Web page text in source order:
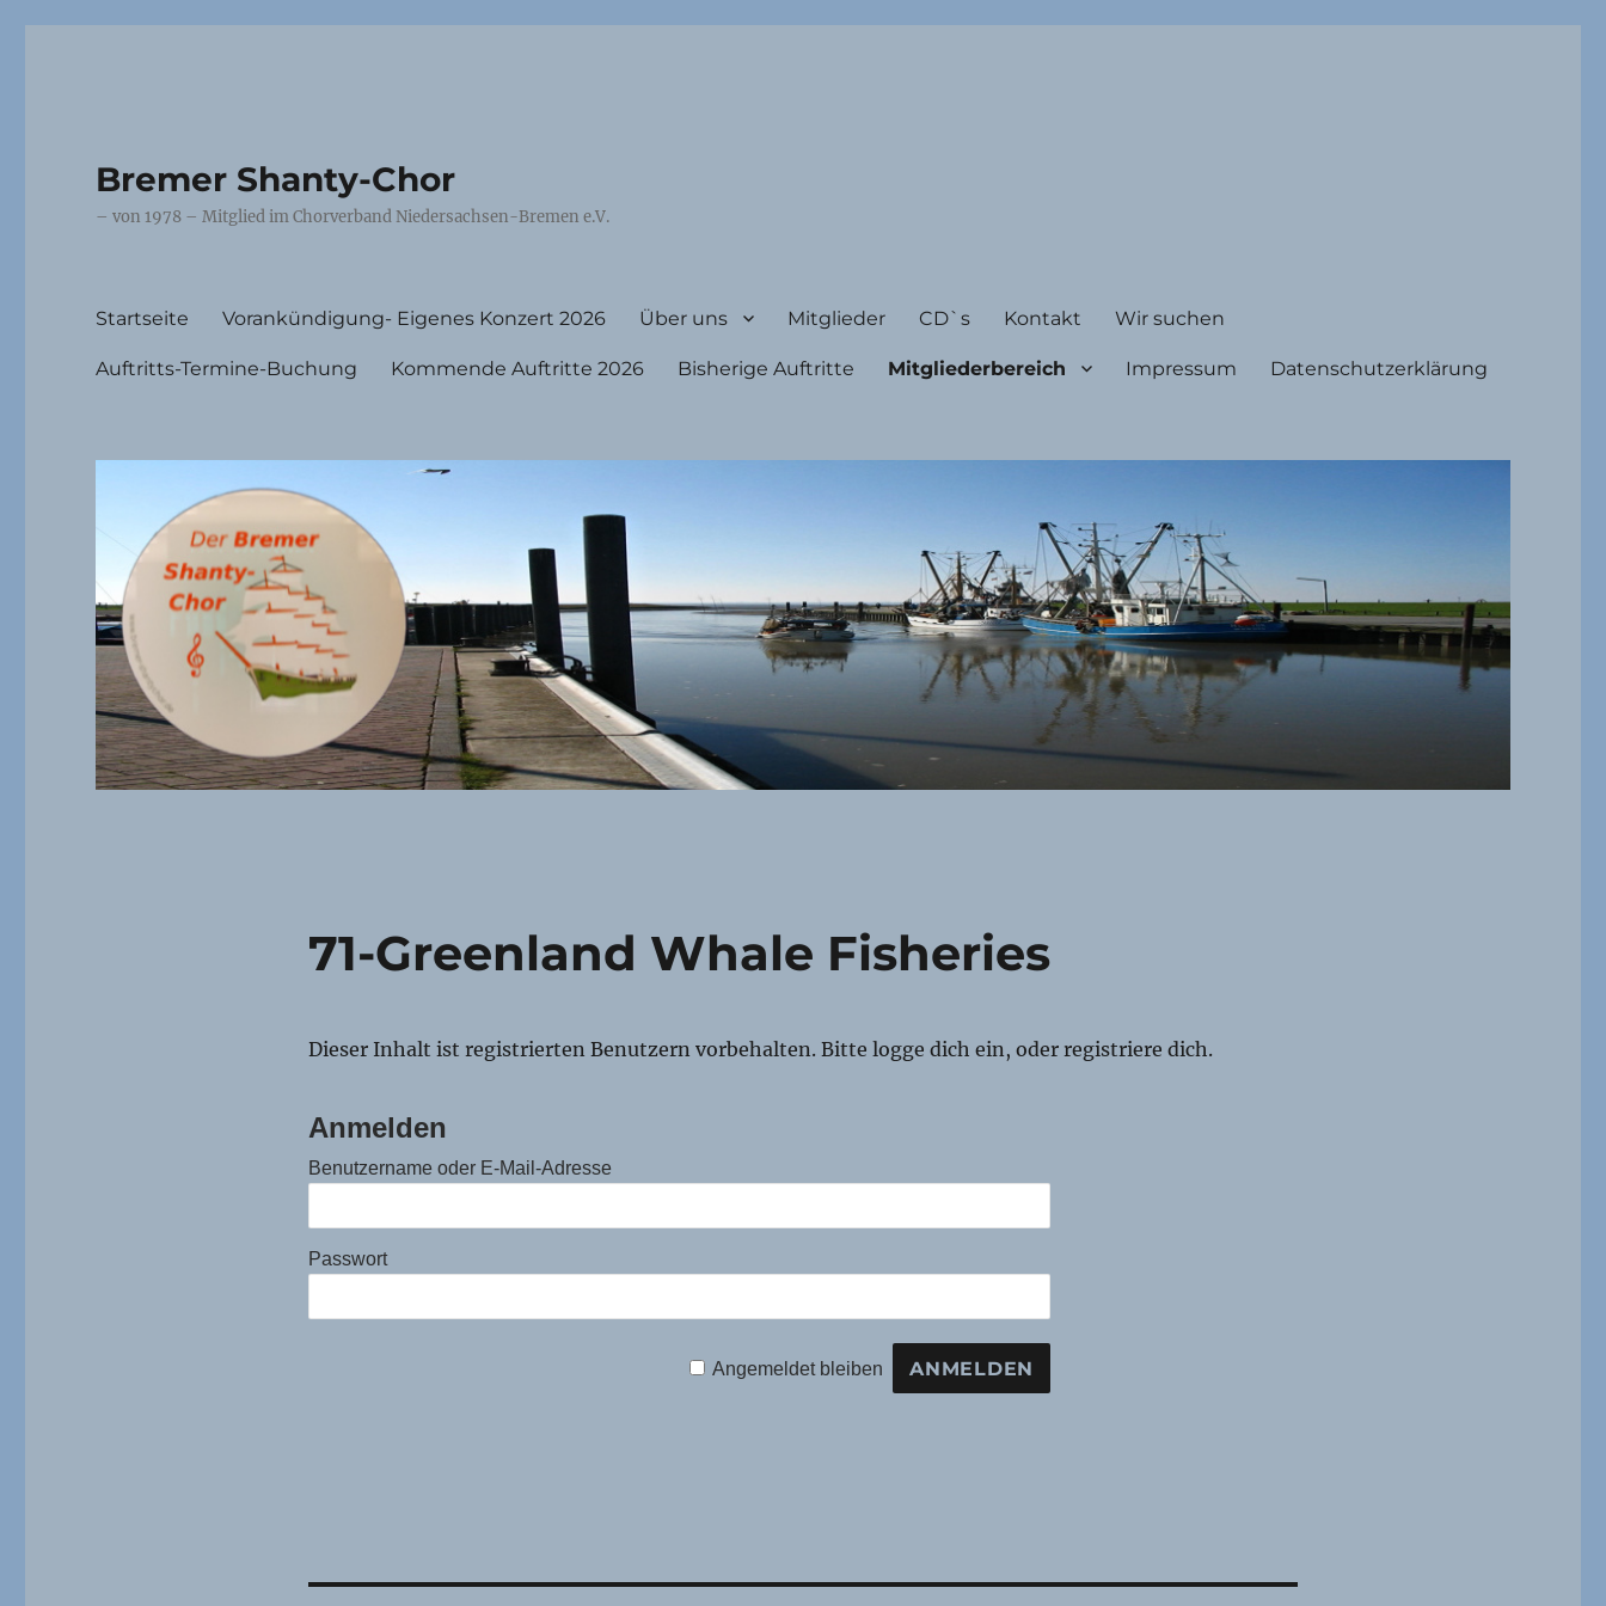
Bremer Shanty-Chor
– von 1978 – Mitglied im Chorverband Niedersachsen-Bremen e.V.
Startseite Vorankündigung- Eigenes Konzert 2026 Über uns Mitglieder CD`s Kontakt Wir suchen
Auftritts-Termine-Buchung Kommende Auftritte 2026 Bisherige Auftritte Mitgliederbereich Impressum Datenschutzerklärung
71-Greenland Whale Fisheries
Dieser Inhalt ist registrierten Benutzern vorbehalten. Bitte logge dich ein, oder registriere dich.
Anmelden
Benutzername oder E-Mail-Adresse
Passwort
Angemeldet bleiben